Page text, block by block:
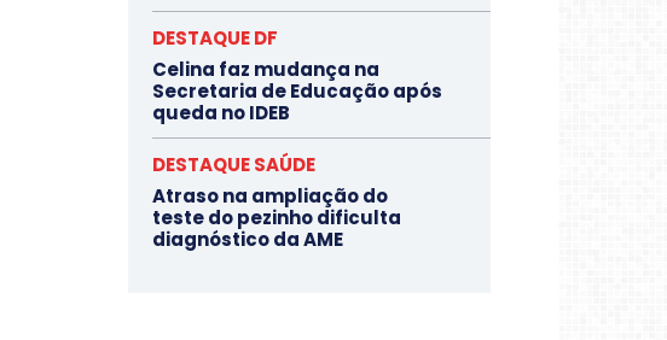
DESTAQUE DF
Celina faz mudança na
Secretaria de Educação após
queda no IDEB
DESTAQUE SAÚDE
Atraso na ampliação do
teste do pezinho dificulta
diagnóstico da AME